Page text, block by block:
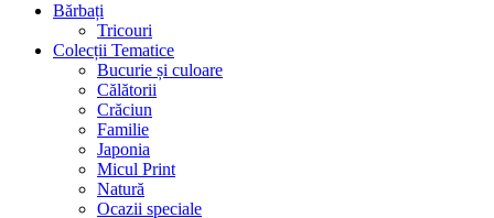
Bărbați
Tricouri
Colecții Tematice
Bucurie și culoare
Călătorii
Crăciun
Familie
Japonia
Micul Print
Natură
Ocazii speciale